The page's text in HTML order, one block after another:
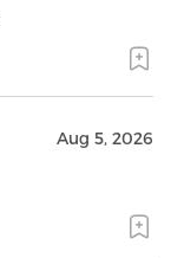
Aug 5, 2026